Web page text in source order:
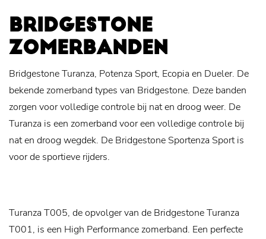
BRIDGESTONE
ZOMERBANDEN
Bridgestone Turanza, Potenza Sport, Ecopia en Dueler. De
bekende zomerband types van Bridgestone. Deze banden
zorgen voor volledige controle bij nat en droog weer. De
Turanza is een zomerband voor een volledige controle bij
nat en droog wegdek. De Bridgestone Sportenza Sport is
voor de sportieve rijders.
Turanza T005, de opvolger van de Bridgestone Turanza
T001, is een High Performance zomerband. Een perfecte